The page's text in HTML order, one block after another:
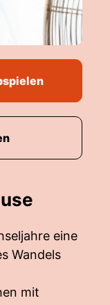
eine
Wandels
mit